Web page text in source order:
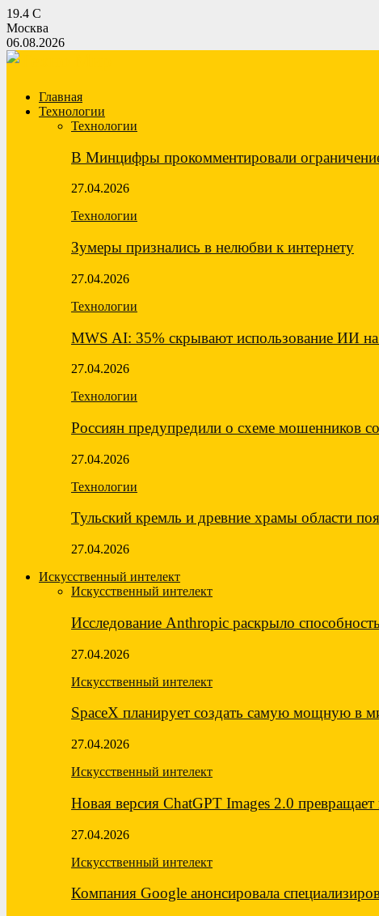
19.4 C
Москва
06.08.2026
Главная
Технологии
Технологии
В Минцифры прокомментировали
27.04.2026
Технологии
Зумеры признались в нелюбви к интернету
27.04.2026
Технологии
MWS AI: 35% скрывают использование ИИ на
27.04.2026
Технологии
Россиян предупредили о схеме мошенников
27.04.2026
Технологии
Тульский кремль и древние храмы области
27.04.2026
Искусственный интелект
Искусственный интелект
Исследование Anthropic раскрыло
27.04.2026
Искусственный интелект
SpaceX планирует создать самую мощную в
27.04.2026
Искусственный интелект
Новая версия ChatGPT Images 2.0
27.04.2026
Искусственный интелект
Компания Google анонсировала